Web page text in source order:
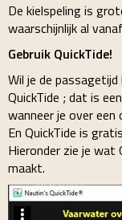
De kielspeling is
waarschijnlijk al
Gebruik QuickTide!
Wil je de passagetijd
QuickTide ; dat is
wanneer je over een
En QuickTide is
Hieronder zie je wat
maakt.